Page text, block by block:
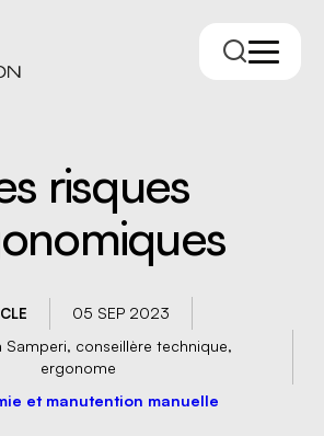
conseiller.ère
risques
05 SEP 2023
Samperi, conseillère technique,
ergonome
et manutention manuelle